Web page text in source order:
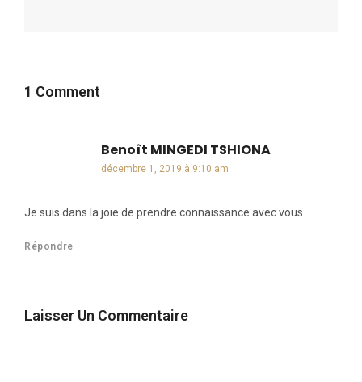
1 Comment
Benoît MINGEDI TSHIONA
décembre 1, 2019 à 9:10 am
Je suis dans la joie de prendre connaissance avec vous.
Répondre
Laisser Un Commentaire